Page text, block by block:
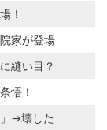
！
家が登場
縫い目？
悟！
」→壊した